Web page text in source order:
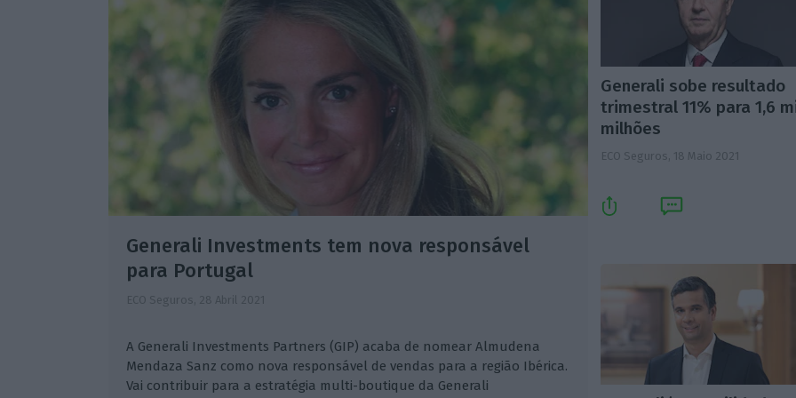
Generali Investments tem nova responsável
para Portugal
ECO Seguros, 28 Abril 2021
A Generali Investments Partners (GIP) acaba de nomear Almudena
Mendaza Sanz como nova responsável de vendas para a região Ibérica.
Vai contribuir para a estratégia multi-boutique da Generali
Generali sobe resultado
trimestral 11% para 1,6
milhões
ECO Seguros, 18 Maio 2021